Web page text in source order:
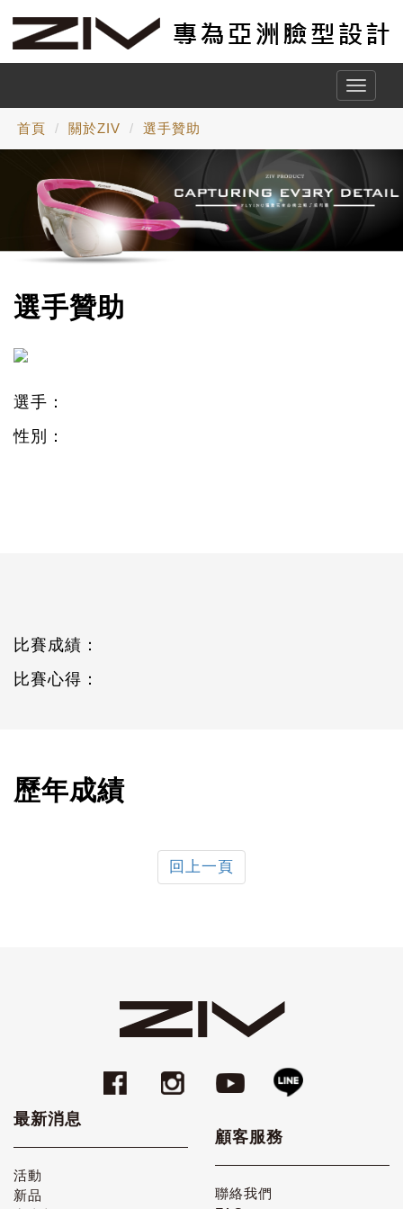
Toggle
首頁 關於ZIV 選手贊助
選手贊助
選手：
性別：
比賽成績：
比賽心得：
歷年成績
回上一頁
最新消息
活動
新品
顧客服務
聯絡我們